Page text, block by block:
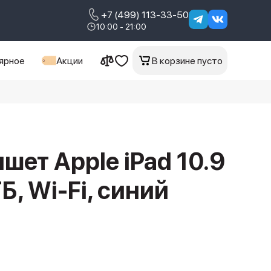
+7 (499) 113-33-50
10:00 - 21:00
Акции В корзине пусто
Apple iPad 10.9
Wi-Fi, синий